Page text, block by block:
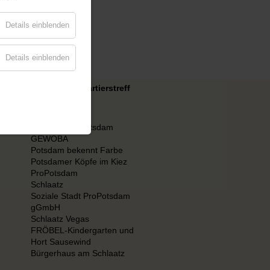
Ehrenamt in Potsdam
GEWOBA
Potsdam bekennt Farbe
Potsdamer Köpfe im Kiez
ProPotsdam
Schlaatz
Soziale Stadt ProPotsdam
gGmbH
Schlaatz Vegas
FRÖBEL-Kindergarten und
Hort Sausewind
Bürgerhaus am Schlaatz
Details einblenden
Details einblenden